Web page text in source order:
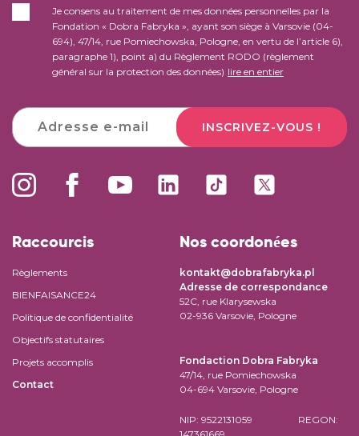
Je consens au traitement de mes données personnelles par la
Fondation « Dobra Fabryka », ayant son siège à Varsovie (04-
694), 47/14, rue Pomiechowska, Pologne, en vertu de l’article 6),
paragraphe 1), point a) du Règlement RODO (règlement
général sur la protection des données) lire en entier
INSCRIVEZ-VOUS !
Raccourcis
Règlements
BIENFAISANCE24
Politique de confidentialité
Objectifs statutaires
Projets accomplis
Contact
Nos coordonées
kontakt@dobrafabryka.pl
Adresse de correspondance
52C, rue Klarysewska
02-936 Varsovie, Pologne
Fondaction Dobra Fabryka
47/14, rue Pomiechowska
04-694 Varsovie, Pologne
NIP: 9522131059 REGON: